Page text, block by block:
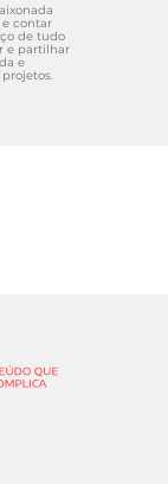
e contar
de tudo
e partilhar
e